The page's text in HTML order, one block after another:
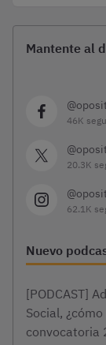
Mantente al
46K
20.3K
62.1K
Nuevo
[PODCAST]
Social,
convocatoria